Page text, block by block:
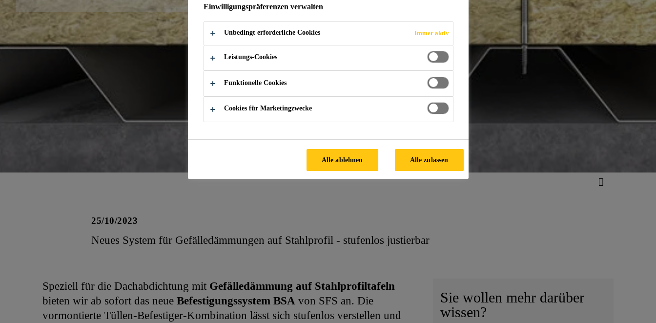
25/10/2023
Neues System für Gefälledämmungen auf Stahlprofil - stufenlos justierbar
Speziell für die Dachabdichtung mit Gefälledämmung auf Stahlprofiltafeln
bieten wir ab sofort das neue Befestigungssystem BSA von SFS an. Die
vormontierte Tüllen-Befestiger-Kombination lässt sich stufenlos verstellen und
Sie wollen mehr darüber
wissen?
Einwilligungspräferenzen verwalten
Unbedingt erforderliche Cookies Immer aktiv
Leistungs-Cookies
Funktionelle Cookies
Cookies für Marketingzwecke
Alle ablehnen Alle zulassen